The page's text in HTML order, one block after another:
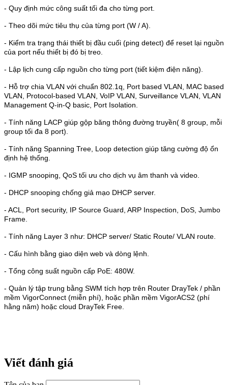
- Quy định mức công suất tối đa cho từng port.
- Theo dõi mức tiêu thụ của từng port (W / A).
- Kiểm tra trạng thái thiết bị đầu cuối (ping detect) để reset lại nguồn
của port nếu thiết bị đó bị treo.
- Lập lịch cung cấp nguồn cho từng port (tiết kiệm điện năng).
- Hỗ trợ chia VLAN với chuẩn 802.1q, Port based VLAN, MAC based
VLAN, Protocol-based VLAN, VoIP VLAN, Surveillance VLAN, VLAN
Management Q-in-Q basic, Port Isolation.
- Tính năng LACP giúp gộp băng thông đường truyền( 8 group, mỗi
group tối đa 8 port).
- Tính năng Spanning Tree, Loop detection giúp tăng cường độ ổn
định hệ thống.
- IGMP snooping, QoS tối ưu cho dịch vụ âm thanh và video.
- DHCP snooping chống giả mạo DHCP server.
- ACL, Port security, IP Source Guard, ARP Inspection, DoS, Jumbo
Frame.
- Tính năng Layer 3 như: DHCP server/ Static Route/ VLAN route.
- Cấu hình bằng giao diện web và dòng lệnh.
- Tổng công suất nguồn cấp PoE: 480W.
- Quản lý tập trung bằng SWM tích hợp trên Router DrayTek / phần
mềm VigorConnect (miễn phí), hoặc phần mềm VigorACS2 (phí
hằng năm) hoặc cloud DrayTek Free.
Viết đánh giá